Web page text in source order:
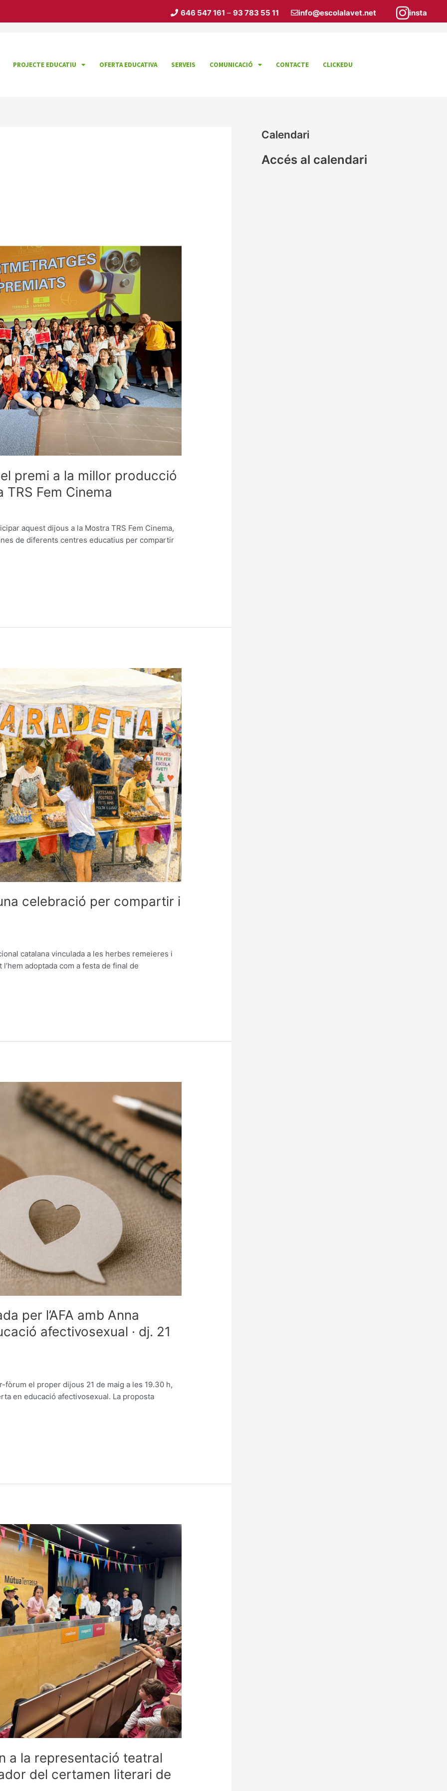
646 547 161 – 93 783 55 11 info@escolalavet.net insta
PROJECTE EDUCATIU OFERTA EDUCATIVA SERVEIS COMUNICACIÓ CONTACTE CLICKEDU
premi a la millor producció
Fem Cinema
aquest dijous a la Mostra TRS Fem Cinema,
de diferents centres educatius per compartir
celebració per compartir i
catalana vinculada a les herbes remeieres i
l’hem adoptada com a festa de final de
per l’AFA amb Anna
afectivosexual · dj. 21
fòrum el proper dijous 21 de maig a les 19.30 h,
en educació afectivosexual. La proposta
a la representació teatral
del certamen literari de
Calendari
Accés al calendari